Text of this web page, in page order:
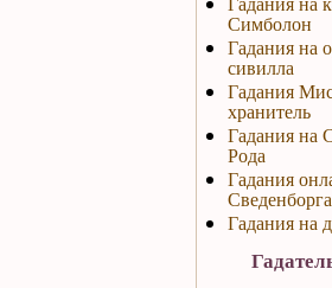
Симболон
Гадания на
сивилла
Гадания
хранитель
Гадания на
Рода
Гадания
Сведенборга
Гадания на